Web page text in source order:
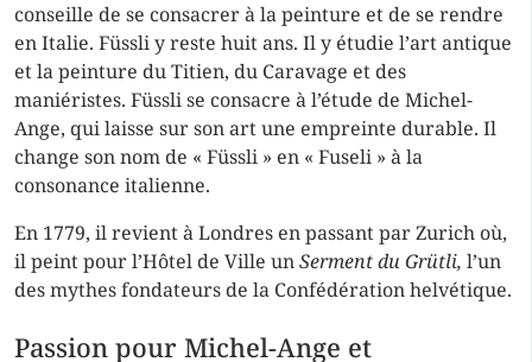
conseille de se consacrer à la peinture et de se rendre
en Italie. Füssli y reste huit ans. Il y étudie l’art antique
et la peinture du Titien, du Caravage et des
maniéristes. Füssli se consacre à l’étude de Michel-
Ange, qui laisse sur son art une empreinte durable. Il
change son nom de « Füssli » en « Fuseli » à la
consonance italienne.
En 1779, il revient à Londres en passant par Zurich où,
il peint pour l’Hôtel de Ville unSerment du Grütli, l’un
des mythes fondateurs de la Confédération helvétique.
Passion pour Michel-Ange et